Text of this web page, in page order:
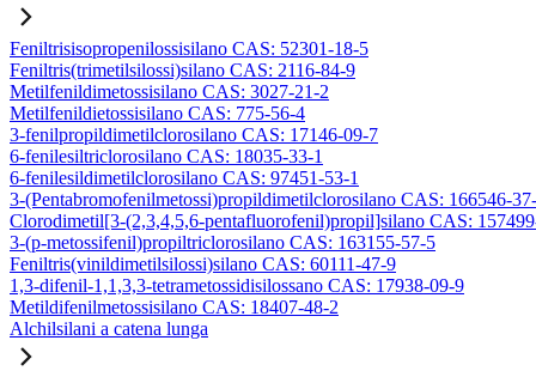
Feniltrisisopropenilossisilano CAS: 52301-18-5
Feniltris(trimetilsilossi)silano CAS: 2116-84-9
Metilfenildimetossisilano CAS: 3027-21-2
Metilfenildietossisilano CAS: 775-56-4
3-fenilpropildimetilclorosilano CAS: 17146-09-7
6-fenilesiltriclorosilano CAS: 18035-33-1
6-fenilesildimetilclorosilano CAS: 97451-53-1
3-(Pentabromofenilmetossi)propildimetilclorosilano CAS: 166546-
Clorodimetil[3-(2,3,4,5,6-pentafluorofenil)propil]silano CAS:
3-(p-metossifenil)propiltriclorosilano CAS: 163155-57-5
Feniltris(vinildimetilsilossi)silano CAS: 60111-47-9
1,3-difenil-1,1,3,3-tetrametossidisilossano CAS: 17938-09-9
Metildifenilmetossisilano CAS: 18407-48-2
Alchilsilani a catena lunga